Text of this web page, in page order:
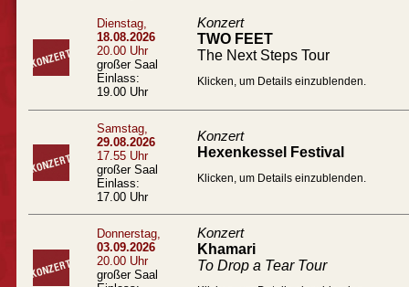
Dienstag,
18.08.2026
20.00 Uhr
großer Saal
Einlass:
19.00 Uhr
Konzert
TWO FEET
The Next Steps Tour
Klicken, um Details einzublenden.
Samstag,
29.08.2026
17.55 Uhr
großer Saal
Einlass:
17.00 Uhr
Konzert
Hexenkessel Festival
Klicken, um Details einzublenden.
Donnerstag,
03.09.2026
20.00 Uhr
großer Saal
Konzert
Khamari
To Drop a Tear Tour